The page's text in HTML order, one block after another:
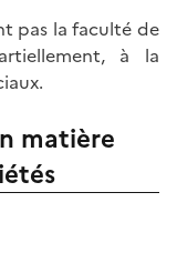
pas la faculté de
à la
matière